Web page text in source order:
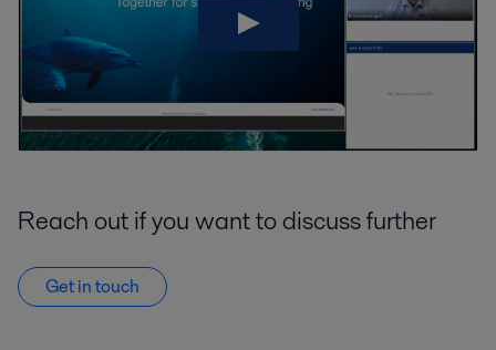
Reach out if you want to discuss further
Get in touch